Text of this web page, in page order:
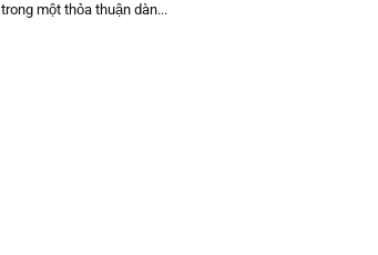
một thỏa thuận dàn...